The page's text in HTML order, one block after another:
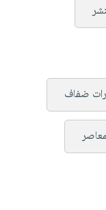
ضفاف